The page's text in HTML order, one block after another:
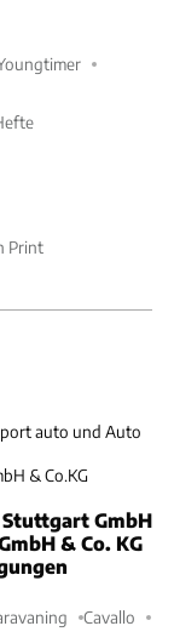
Print
auto und Auto
& Co.KG
GmbH
& Co. KG
Cavallo